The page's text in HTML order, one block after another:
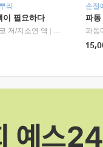
리
이 필요하다
저/지소연 역
알에이치코리
손절
파동
파동